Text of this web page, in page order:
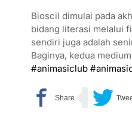
Bioscil dimulai pada
bidang literasi melalui
sendiri juga adalah
Baginya, kedua
#animasiclub